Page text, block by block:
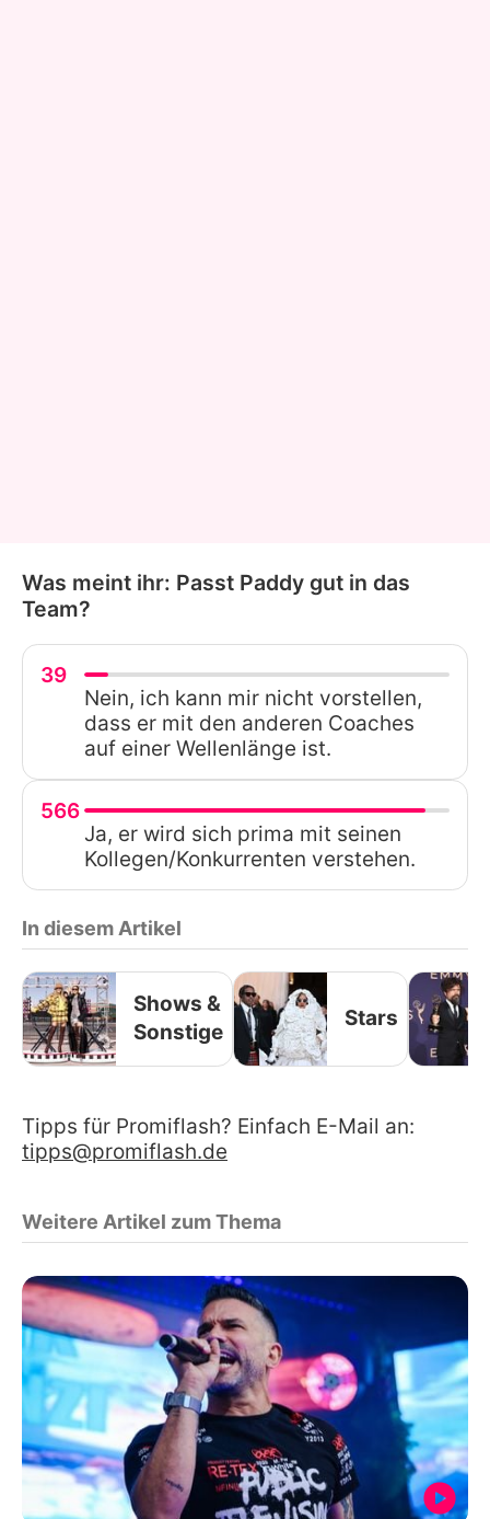
Was meint ihr: Passt Paddy gut in das
Team?
39
Nein, ich kann mir nicht vorstellen,
dass er mit den anderen Coaches
auf einer Wellenlänge ist.
566
Ja, er wird sich prima mit seinen
Kollegen/Konkurrenten verstehen.
In diesem Artikel
Shows &
Sonstige
Stars
Tipps für Promiflash? Einfach E-Mail an:
tipps@promiflash.de
Weitere Artikel zum Thema